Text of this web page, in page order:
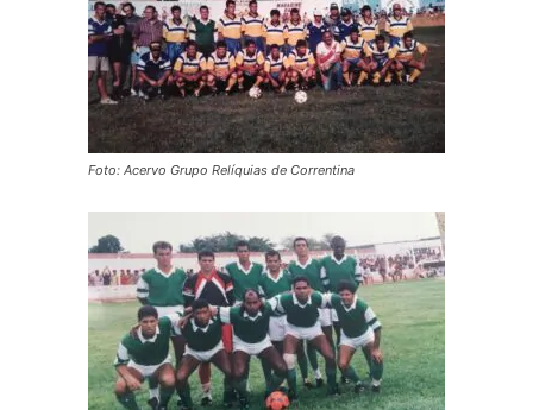
Foto: Acervo Grupo Relíquias de Correntina